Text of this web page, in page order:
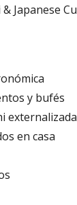
y bufés
externalizada
en casa